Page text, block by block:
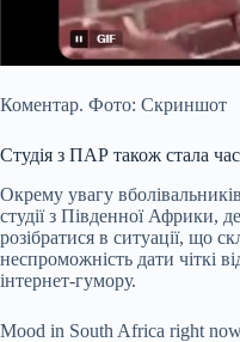
Коментар. Фото: Скриншот
Студія з ПАР також стала
Окрему увагу
студії з Південної Африки,
розібратися в ситуації, що
неспроможність дати чіткі
інтернет-гумору.
Mood in South Africa right